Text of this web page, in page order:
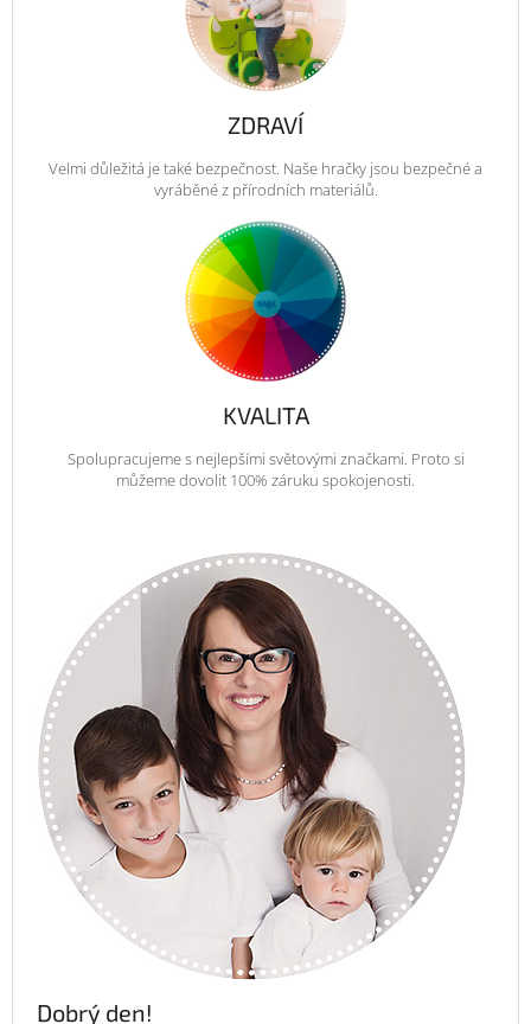
ZDRAVÍ
Velmi důležitá je také bezpečnost. Naše hračky jsou bezpečné a
vyráběné z přírodních materiálů.
KVALITA
Spolupracujeme s nejlepšími světovými značkami. Proto si
můžeme dovolit 100% záruku spokojenosti.
Dobrý den!